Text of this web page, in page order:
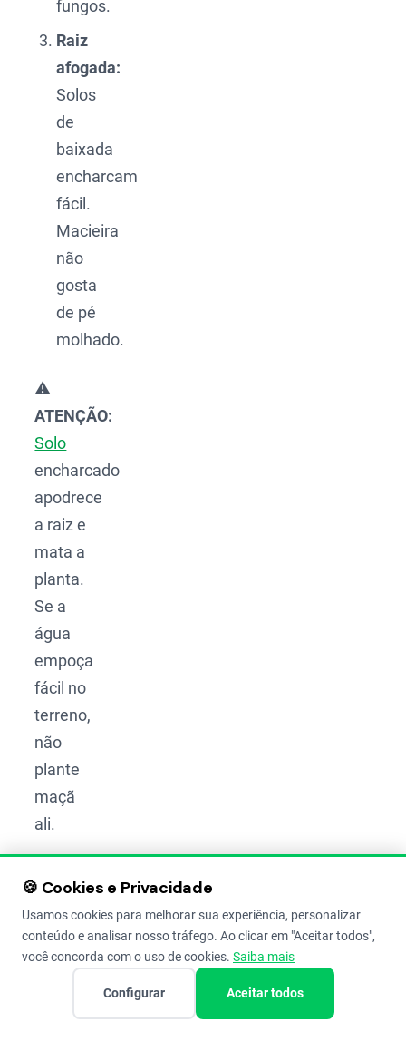
fungos.
Raiz
afogada:
Solos
de
baixada
encharcam
fácil.
Macieira
não
gosta
de pé
molhado.
⚠️
ATENÇÃO:
Solo
encharcado
apodrece
a raiz e
mata a
planta.
Se a
água
empoça
fácil no
terreno,
não
plante
maçã
ali.
Como
Proteger
o
Pomar
Ventania?
🍪 Cookies e Privacidade
Usamos cookies para melhorar sua experiência, personalizar
conteúdo e analisar nosso tráfego. Ao clicar em "Aceitar todos",
você concorda com o uso de cookies. Saiba mais
Configurar Aceitar todos